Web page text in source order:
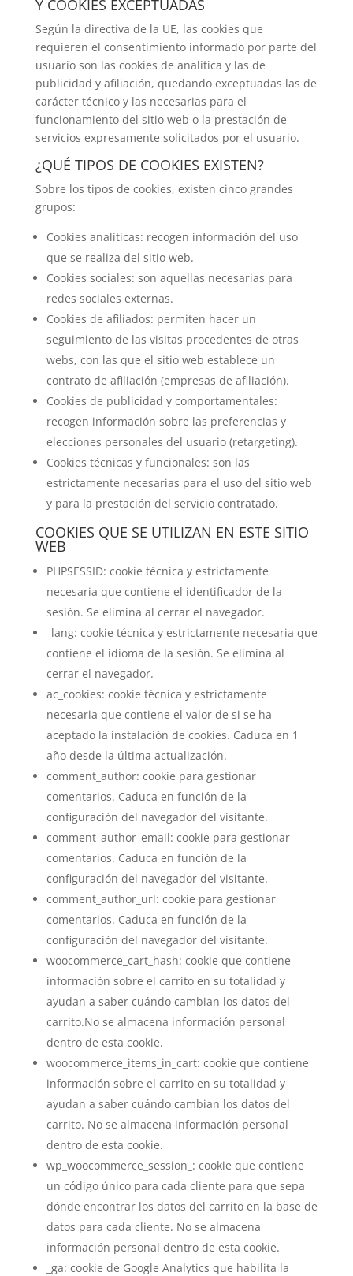
Y COOKIES EXCEPTUADAS
Según la directiva de la UE, las cookies que
requieren el consentimiento informado por parte del
usuario son las cookies de analítica y las de
publicidad y afiliación, quedando exceptuadas las de
carácter técnico y las necesarias para el
funcionamiento del sitio web o la prestación de
servicios expresamente solicitados por el usuario.
¿QUÉ TIPOS DE COOKIES EXISTEN?
Sobre los tipos de cookies, existen cinco grandes
grupos:
Cookies analíticas: recogen información del uso
que se realiza del sitio web.
Cookies sociales: son aquellas necesarias para
redes sociales externas.
Cookies de afiliados: permiten hacer un
seguimiento de las visitas procedentes de otras
webs, con las que el sitio web establece un
contrato de afiliación (empresas de afiliación).
Cookies de publicidad y comportamentales:
recogen información sobre las preferencias y
elecciones personales del usuario (retargeting).
Cookies técnicas y funcionales: son las
estrictamente necesarias para el uso del sitio web
y para la prestación del servicio contratado.
COOKIES QUE SE UTILIZAN EN ESTE SITIO
WEB
PHPSESSID: cookie técnica y estrictamente
necesaria que contiene el identificador de la
sesión. Se elimina al cerrar el navegador.
_lang: cookie técnica y estrictamente necesaria que
contiene el idioma de la sesión. Se elimina al
cerrar el navegador.
ac_cookies: cookie técnica y estrictamente
necesaria que contiene el valor de si se ha
aceptado la instalación de cookies. Caduca en 1
año desde la última actualización.
comment_author: cookie para gestionar
comentarios. Caduca en función de la
configuración del navegador del visitante.
comment_author_email: cookie para gestionar
comentarios. Caduca en función de la
configuración del navegador del visitante.
comment_author_url: cookie para gestionar
comentarios. Caduca en función de la
configuración del navegador del visitante.
woocommerce_cart_hash: cookie que contiene
información sobre el carrito en su totalidad y
ayudan a saber cuándo cambian los datos del
carrito.No se almacena información personal
dentro de esta cookie.
woocommerce_items_in_cart: cookie que contiene
información sobre el carrito en su totalidad y
ayudan a saber cuándo cambian los datos del
carrito. No se almacena información personal
dentro de esta cookie.
wp_woocommerce_session_: cookie que contiene
un código único para cada cliente para que sepa
dónde encontrar los datos del carrito en la base de
datos para cada cliente. No se almacena
información personal dentro de esta cookie.
_ga: cookie de Google Analytics que habilita la